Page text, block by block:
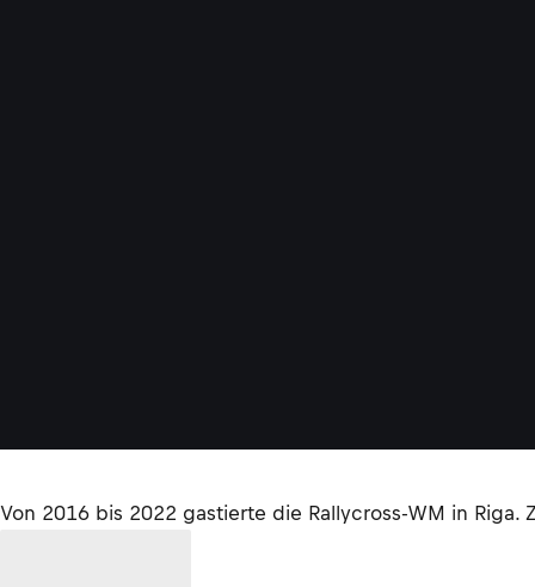
Von 2016 bis 2022 gastierte die Rallycross-WM in Riga.